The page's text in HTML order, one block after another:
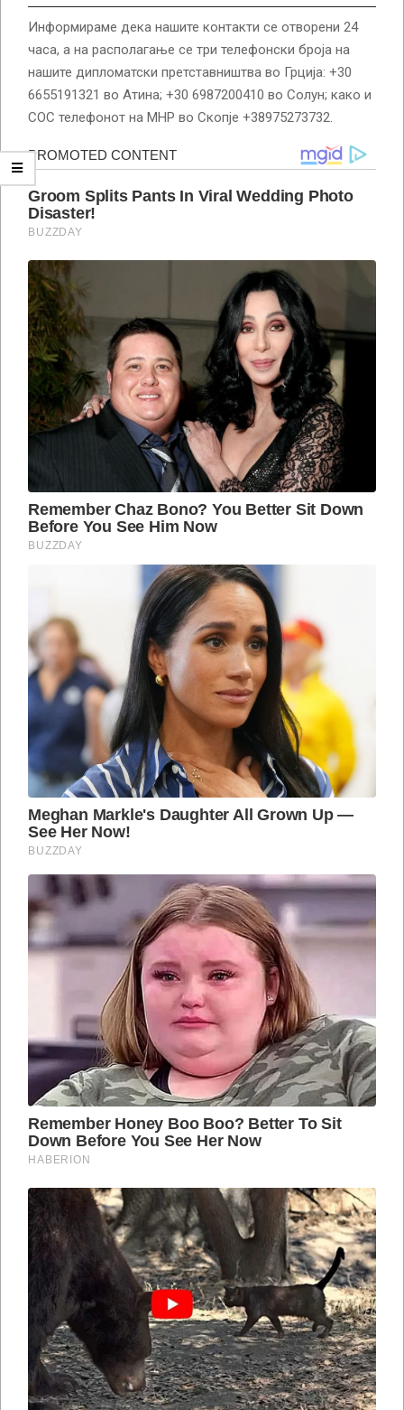
Информираме дека нашите контакти се отворени 24
часа, а на располагање се три телефонски броја на
нашите дипломатски претставништва во Грција: +30
6655191321 во Атина; +30 6987200410 во Солун; како и
СОС телефонот на МНР во Скопје +38975273732.